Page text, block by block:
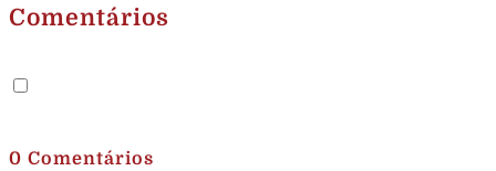
Comentários
0 Comentários